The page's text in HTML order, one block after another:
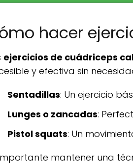
hacer
ejercicios de cuádriceps
y efectiva sin
Sentadillas: Un ejercicio
Lunges o zancadas:
Pistol squats: Un
mantener una